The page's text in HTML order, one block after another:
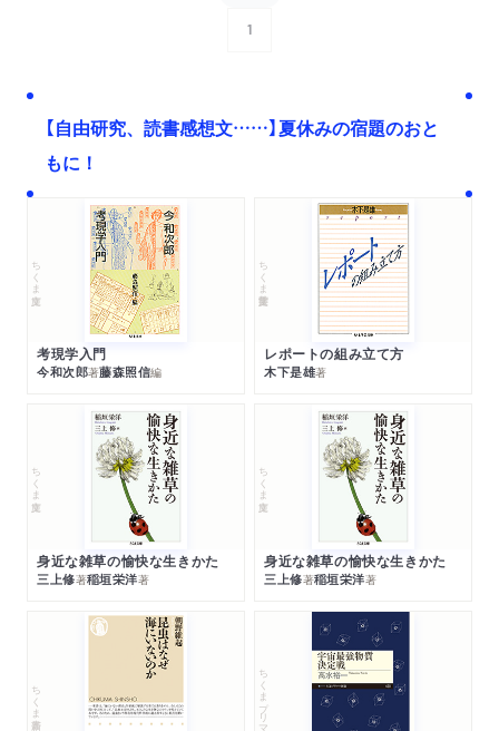
1
【自由研究、読書感想文……】夏休みの宿題のおと
もに！
ちくま文庫
考現学入門
今和次郎著藤森照信編
ちくま学芸文庫
レポートの組み立て方
木下是雄著
ちくま文庫
身近な雑草の愉快な生きかた
三上修著稲垣栄洋著
ちくま文庫
身近な雑草の愉快な生きかた
三上修著稲垣栄洋著
ちくま新書 ちくまプリマー新書